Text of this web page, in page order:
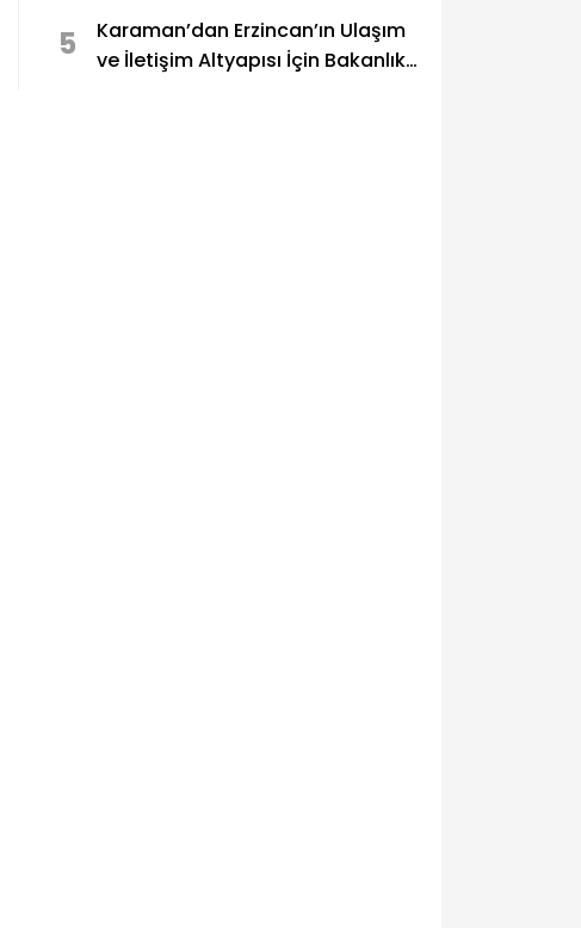
5
Karaman’dan Erzincan’ın Ulaşım
ve İletişim Altyapısı İçin Bakanlık